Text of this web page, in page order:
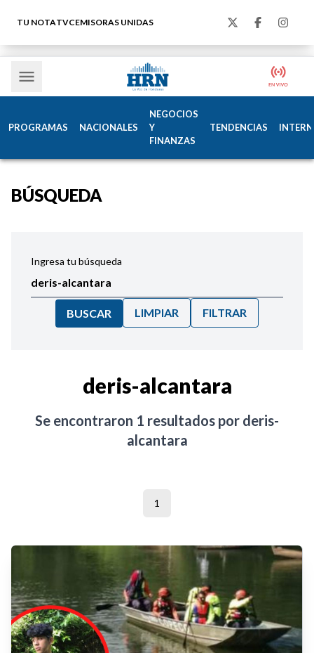
TU NOTATVCEMISORAS UNIDAS
PROGRAMAS NACIONALES
NEGOCIOS
Y
FINANZAS
TENDENCIAS
BÚSQUEDA
Ingresa tu búsqueda
BUSCAR LIMPIAR FILTRAR
deris-alcantara
Se encontraron 1 resultados por deris-
alcantara
1